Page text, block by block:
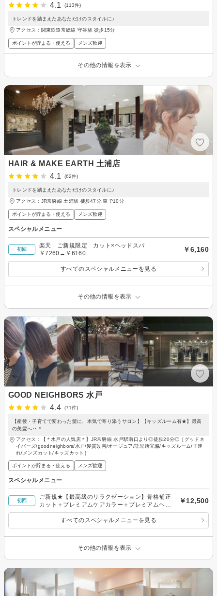
4.1
(113件)
トレンドを踏まえたあなただけのスタイルに♪
アクセス：関東鉄道常総線 守谷駅 徒歩15分
ポイントが貯まる・使える メンズ歓迎
その他の情報を表示
HAIR & MAKE EARTH 土浦店
4.1
(62件)
トレンドを踏まえたあなただけのスタイルに♪
アクセス：JR常磐線 土浦駅 徒歩47分,車で10分
ポイントが貯まる・使える メンズ歓迎
スペシャルメニュー
初回
楽天 ご新規限定 カット×ヘッドスパ
￥7260→￥6160
￥6,160
すべてのスペシャルメニューを見る
その他の情報を表示
GOOD NEIGHBORS 水戸
4.4
(71件)
【産後・子育てで変わった髪に、本気で寄り添うサロン】【キッズルーム有★】最高
の美髪へ‥＊
アクセス：【＊水戸の人気店＊】JR常磐線 水戸駅南口より◎徒歩20分◎［グッドネ
イバーズ/goodneighbors/水戸/髪質改善/オージュア/託児所完備/キッズルーム/子連
れ/メンズカット/キッズカット］
ポイントが貯まる・使える メンズ歓迎
スペシャルメニュー
初回
ご新規★【最高級のリラクゼーション】骨格補正
カット＋プレミアムケアカラー＋プレミアムヘッ
ドスパ
￥12,500
すべてのスペシャルメニューを見る
その他の情報を表示